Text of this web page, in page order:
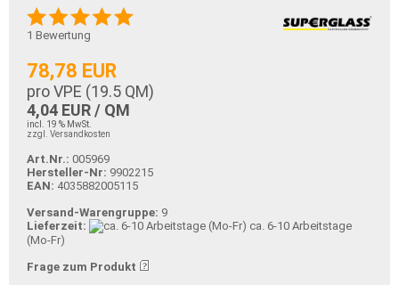
1 Bewertung
78,78 EUR
pro VPE (19.5 QM)
4,04 EUR / QM
incl. 19 % MwSt.
zzgl. Versandkosten
Art.Nr.: 005969
Hersteller-Nr: 9902215
EAN: 4035882005115
Versand-Warengruppe: 9
Lieferzeit:
ca. 6-10 Arbeitstage
(Mo-Fr)
Frage zum Produkt